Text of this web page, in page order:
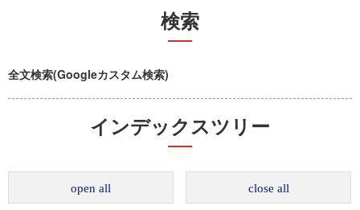
検索
全文検索(Googleカスタム検索)
インデックスツリー
open all close all